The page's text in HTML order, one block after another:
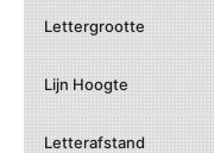
Lettergrootte
Lijn Hoogte
Letterafstand